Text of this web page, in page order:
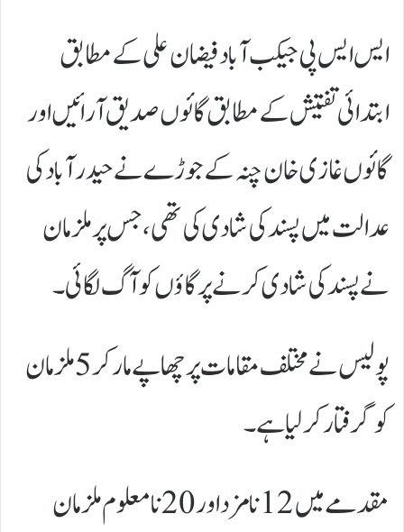
ایس ایس پی جیکب آباد فیضان علی کے مطابق
ابتدائی تفتیش کےمطابق گائوں صدیق آرائیں اور
گائوں غازی خان چنہ کےجوڑے نے حیدرآباد کی
عدالت میں پسند کی شادی کی تھی، جس پر ملزمان
نے پسند کی شادی کرنے پرگاؤں کو آگ لگائی۔
پولیس نے مختلف مقامات پر چھاپےمار کر 5 ملزمان
کو گرفتار کرلیا ہے۔
مقدمےمیں 12 نامزد اور 20 نامعلوم ملزمان